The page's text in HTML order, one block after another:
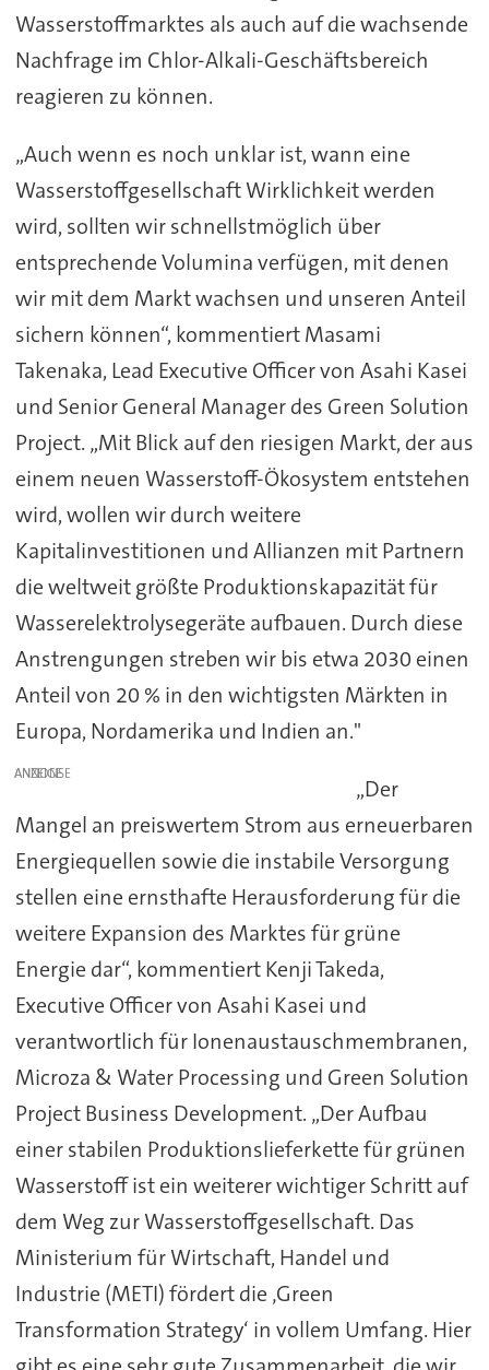
Wasserstoffmarktes als auch auf die wachsende
Nachfrage im Chlor-Alkali-Geschäftsbereich
reagieren zu können.
„Auch wenn es noch unklar ist, wann eine
Wasserstoffgesellschaft Wirklichkeit werden
wird, sollten wir schnellstmöglich über
entsprechende Volumina verfügen, mit denen
wir mit dem Markt wachsen und unseren Anteil
sichern können“, kommentiert Masami
Takenaka, Lead Executive Officer von Asahi Kasei
und Senior General Manager des Green Solution
Project. „Mit Blick auf den riesigen Markt, der aus
einem neuen Wasserstoff-Ökosystem entstehen
wird, wollen wir durch weitere
Kapitalinvestitionen und Allianzen mit Partnern
die weltweit größte Produktionskapazität für
Wasserelektrolysegeräte aufbauen. Durch diese
Anstrengungen streben wir bis etwa 2030 einen
Anteil von 20 % in den wichtigsten Märkten in
Europa, Nordamerika und Indien an."
ANZEIGE
„Der
Mangel an preiswertem Strom aus erneuerbaren
Energiequellen sowie die instabile Versorgung
stellen eine ernsthafte Herausforderung für die
weitere Expansion des Marktes für grüne
Energie dar“, kommentiert Kenji Takeda,
Executive Officer von Asahi Kasei und
verantwortlich für Ionenaustauschmembranen,
Microza & Water Processing und Green Solution
Project Business Development. „Der Aufbau
einer stabilen Produktionslieferkette für grünen
Wasserstoff ist ein weiterer wichtiger Schritt auf
dem Weg zur Wasserstoffgesellschaft. Das
Ministerium für Wirtschaft, Handel und
Industrie (METI) fördert die ‚Green
Transformation Strategy‘ in vollem Umfang. Hier